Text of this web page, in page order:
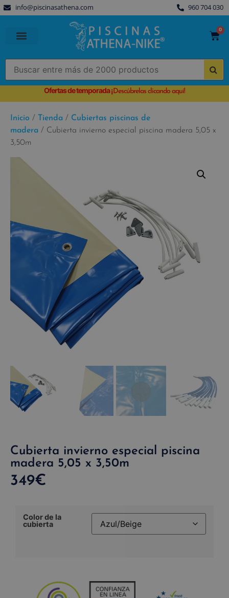
info@piscinasathena.com 960 704 030
0
Ofertas de temporada¡Descúbrelas clicando aquí!
Inicio / Tienda / Cubiertas piscinas de
madera / Cubierta invierno especial piscina madera 5,05 x
3,50m
Cubierta invierno especial piscina
madera 5,05 x 3,50m
349€
Color de la
cubierta